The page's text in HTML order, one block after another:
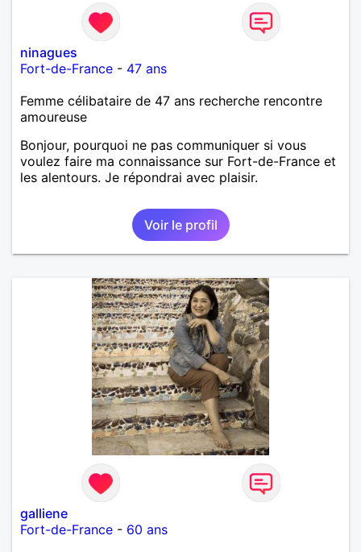
ninagues
Fort-de-France - 47 ans
Femme célibataire de 47 ans recherche rencontre
amoureuse
Bonjour, pourquoi ne pas communiquer si vous
voulez faire ma connaissance sur Fort-de-France et
les alentours. Je répondrai avec plaisir.
Voir le profil
galliene
Fort-de-France - 60 ans